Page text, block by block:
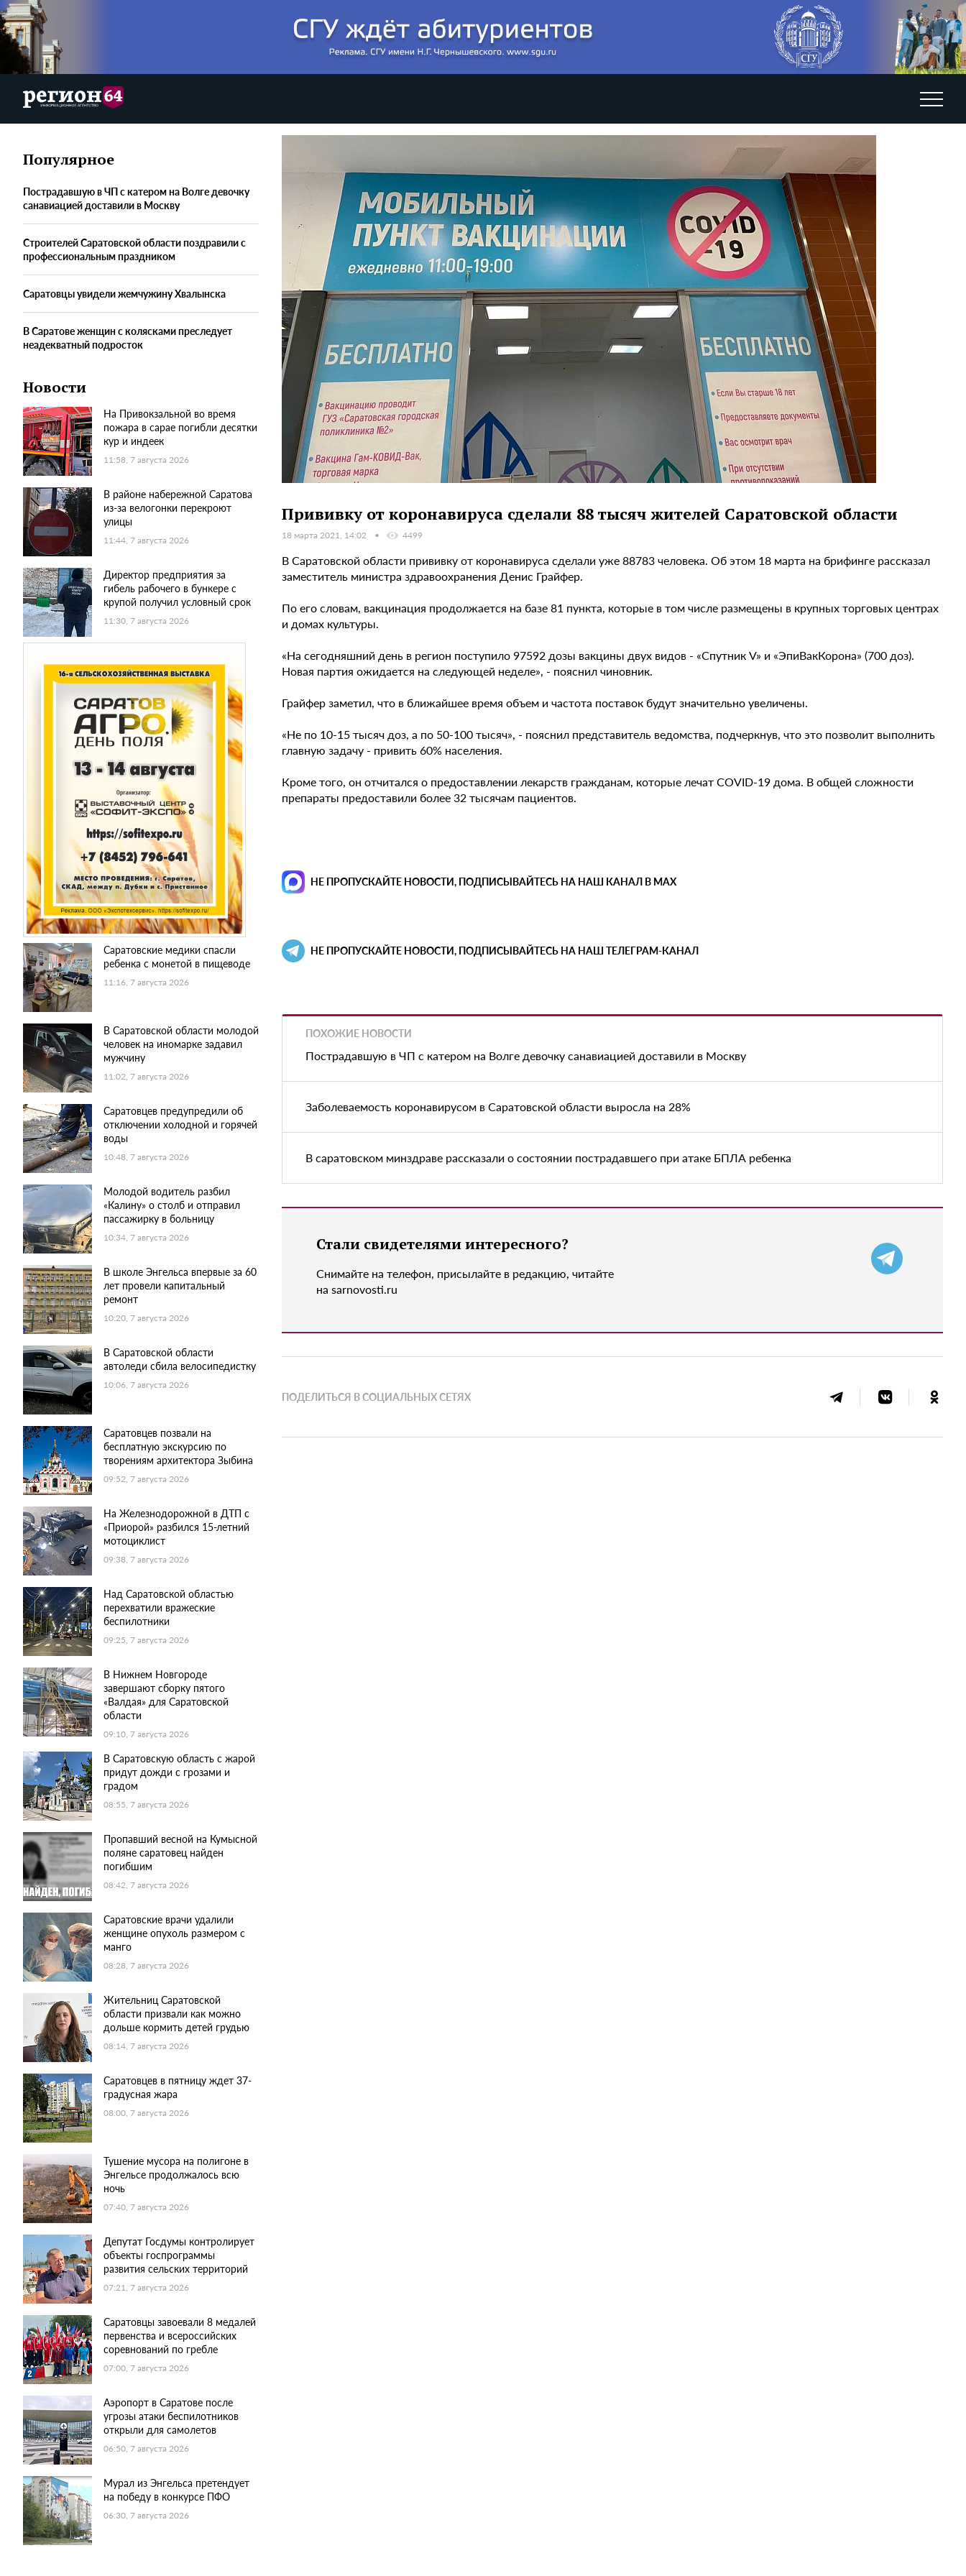
Популярное
Пострадавшую в ЧП с катером на Волге девочку
санавиацией доставили в Москву
Строителей Саратовской области поздравили с
профессиональным праздником
Саратовцы увидели жемчужину Хвалынска
В Саратове женщин с колясками преследует
неадекватный подросток
Новости
На Привокзальной во время
пожара в сарае погибли десятки
кур и индеек
11:58, 7 августа 2026
В районе набережной Саратова
из-за велогонки перекроют
улицы
11:44, 7 августа 2026
Директор предприятия за
гибель рабочего в бункере с
крупой получил условный срок
11:30, 7 августа 2026
Саратовские медики спасли
ребенка с монетой в пищеводе
11:16, 7 августа 2026
В Саратовской области молодой
человек на иномарке задавил
мужчину
11:02, 7 августа 2026
Саратовцев предупредили об
отключении холодной и горячей
воды
10:48, 7 августа 2026
Молодой водитель разбил
«Калину» о столб и отправил
пассажирку в больницу
10:34, 7 августа 2026
В школе Энгельса впервые за 60
лет провели капитальный
ремонт
10:20, 7 августа 2026
В Саратовской области
автоледи сбила велосипедистку
10:06, 7 августа 2026
Саратовцев позвали на
бесплатную экскурсию по
творениям архитектора Зыбина
09:52, 7 августа 2026
На Железнодорожной в ДТП с
«Приорой» разбился 15-летний
мотоциклист
09:38, 7 августа 2026
Над Саратовской областью
перехватили вражеские
беспилотники
09:25, 7 августа 2026
В Нижнем Новгороде
завершают сборку пятого
«Валдая» для Саратовской
области
09:10, 7 августа 2026
В Саратовскую область с жарой
придут дожди с грозами и
градом
08:55, 7 августа 2026
Пропавший весной на Кумысной
поляне саратовец найден
погибшим
08:42, 7 августа 2026
Саратовские врачи удалили
женщине опухоль размером с
манго
08:28, 7 августа 2026
Жительниц Саратовской
области призвали как можно
дольше кормить детей грудью
08:14, 7 августа 2026
Саратовцев в пятницу ждет 37-
градусная жара
08:00, 7 августа 2026
Тушение мусора на полигоне в
Энгельсе продолжалось всю
ночь
07:40, 7 августа 2026
Депутат Госдумы контролирует
объекты госпрограммы
развития сельских территорий
07:21, 7 августа 2026
Саратовцы завоевали 8 медалей
первенства и всероссийских
соревнований по гребле
07:00, 7 августа 2026
Аэропорт в Саратове после
угрозы атаки беспилотников
открыли для самолетов
06:50, 7 августа 2026
Мурал из Энгельса претендует
на победу в конкурсе ПФО
06:30, 7 августа 2026
Прививку от коронавируса сделали 88 тысяч жителей Саратовской области
18 марта 2021, 14:02 4499
В Саратовской области прививку от коронавируса сделали уже 88783 человека. Об этом 18 марта на брифинге рассказал
заместитель министра здравоохранения Денис Грайфер.
По его словам, вакцинация продолжается на базе 81 пункта, которые в том числе размещены в крупных торговых центрах
и домах культуры.
«На сегодняшний день в регион поступило 97592 дозы вакцины двух видов - «Спутник V» и «ЭпиВакКорона» (700 доз).
Новая партия ожидается на следующей неделе», - пояснил чиновник.
Грайфер заметил, что в ближайшее время объем и частота поставок будут значительно увеличены.
«Не по 10-15 тысяч доз, а по 50-100 тысяч», - пояснил представитель ведомства, подчеркнув, что это позволит выполнить
главную задачу - привить 60% населения.
Кроме того, он отчитался о предоставлении лекарств гражданам, которые лечат COVID-19 дома. В общей сложности
препараты предоставили более 32 тысячам пациентов.
НЕ ПРОПУСКАЙТЕ НОВОСТИ, ПОДПИСЫВАЙТЕСЬ НА НАШ КАНАЛ В MAX
НЕ ПРОПУСКАЙТЕ НОВОСТИ, ПОДПИСЫВАЙТЕСЬ НА НАШ ТЕЛЕГРАМ-КАНАЛ
ПОХОЖИЕ НОВОСТИ
Пострадавшую в ЧП с катером на Волге девочку санавиацией доставили в Москву
Заболеваемость коронавирусом в Саратовской области выросла на 28%
В саратовском минздраве рассказали о состоянии пострадавшего при атаке БПЛА ребенка
Стали свидетелями интересного?
Снимайте на телефон, присылайте в редакцию, читайте
на sarnovosti.ru
ПОДЕЛИТЬСЯ В СОЦИАЛЬНЫХ СЕТЯХ